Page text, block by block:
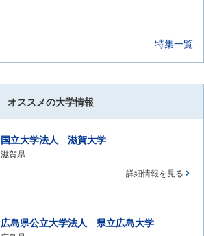
特集一覧
オススメの大学情報
国立大学法人 滋賀大学
滋賀県
詳細情報を見る
広島県公立大学法人 県立広島大学